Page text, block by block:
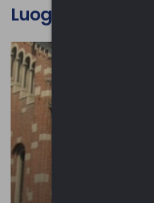
Luoghi